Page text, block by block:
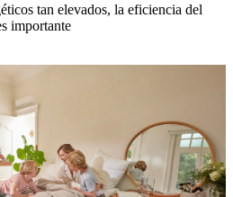
tan elevados, la eficiencia del
importante